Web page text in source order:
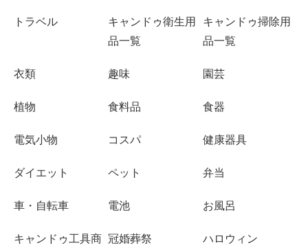
トラベル
キャンドゥ衛生用
品一覧
キャンドゥ掃除用
品一覧
衣類 趣味 園芸
植物 食料品 食器
電気小物 コスパ 健康器具
ダイエット ペット 弁当
車・自転車 電池 お風呂
キャンドゥ工具商 冠婚葬祭 ハロウィン